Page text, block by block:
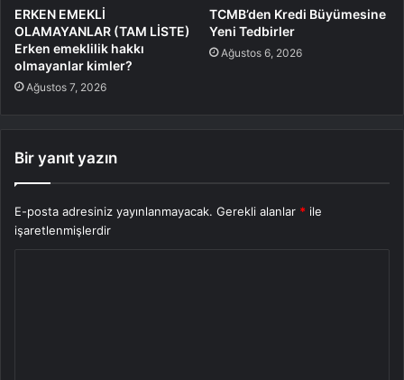
ERKEN EMEKLİ
OLAMAYANLAR (TAM LİSTE)
Erken emeklilik hakkı
olmayanlar kimler?
Ağustos 7, 2026
TCMB’den Kredi Büyümesine
Yeni Tedbirler
Ağustos 6, 2026
Bir yanıt yazın
E-posta adresiniz yayınlanmayacak. Gerekli alanlar * ile
işaretlenmişlerdir